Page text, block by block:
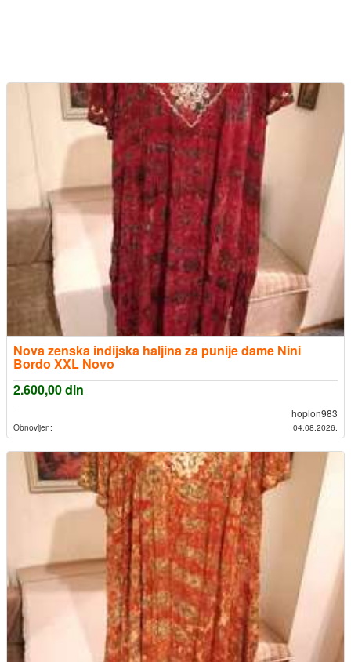
Nova zenska indijska haljina za punije dame Nini
Bordo XXL Novo
2.600,00din
hoplon983
Obnovljen: 04.08.2026.